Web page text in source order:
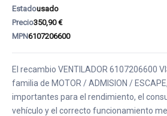
Estadousado
Precio350,90 €
MPN6107206600
El recambio VENTILADOR 6107206600
familia de MOTOR / ADMISION /
importantes para el rendimiento, el
vehículo y el correcto funcionamiento